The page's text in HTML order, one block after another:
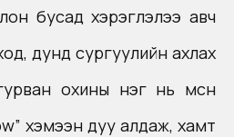
бусад хэрэглэлээ авч
дунд сургуулийн ахлах
охины нэг нь мөсөн
хэмээн дуу алдаж, хамт